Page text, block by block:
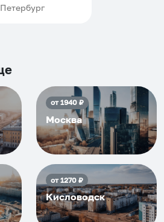
Петербург
от1940₽
Москва
от1270₽
Кисловодск